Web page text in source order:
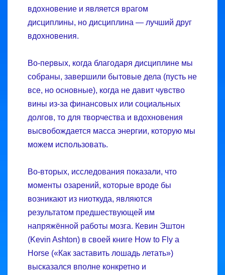
вдохновение и является врагом
дисциплины, но дисциплина — лучший друг
вдохновения.
Во-первых, когда благодаря дисциплине мы
собраны, завершили бытовые дела (пусть не
все, но основные), когда не давит чувство
вины из-за финансовых или социальных
долгов, то для творчества и вдохновения
высвобождается масса энергии, которую мы
можем использовать.
Во-вторых, исследования показали, что
моменты озарений, которые вроде бы
возникают из ниоткуда, являются
результатом предшествующей им
напряжённой работы мозга. Кевин Эштон
(Kevin Ashton) в своей книге How to Fly a
Horse («Как заставить лошадь летать»)
высказался вполне конкретно и